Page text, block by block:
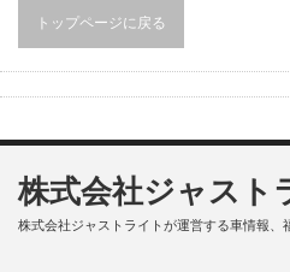
トップページに戻る
株式会社ジャスト
株式会社ジャストライトが運営する車情報、